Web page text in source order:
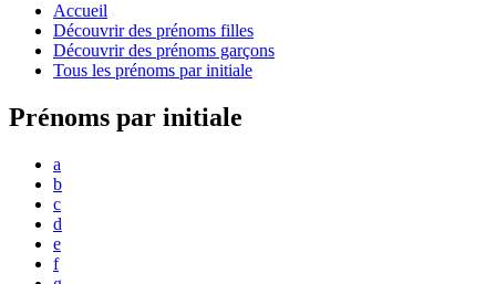
Accueil
Découvrir des prénoms filles
Découvrir des prénoms garçons
Tous les prénoms par initiale
Prénoms par initiale
a
b
c
d
e
f